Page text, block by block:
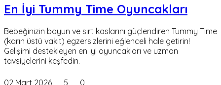
En İyi Tummy Time Oyuncakları
Bebeğinizin boyun ve sırt kaslarını güçlendiren Tummy Time
(karın üstü vakit) egzersizlerini eğlenceli hale getirin!
Gelişimi destekleyen en iyi oyuncakları ve uzman
tavsiyelerini keşfedin.
02 Mart 2026 5 0